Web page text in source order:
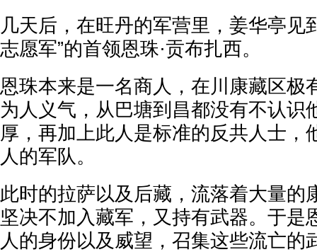
几天后，在旺丹的军营里，姜华亭见
志愿军”的首领恩珠·贡布扎西。
恩珠本来是一名商人，在川康藏区极
为人义气，从巴塘到昌都没有不认识
厚，再加上此人是标准的反共人士，
人的军队。
此时的拉萨以及后藏，流落着大量的
坚决不加入藏军，又持有武器。于是
人的身份以及威望，召集这些流亡的